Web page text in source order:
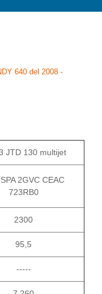
640 del 2008 -
JTD 130 multijet
2GVC CEAC
723RB0
2300
95,5
-----